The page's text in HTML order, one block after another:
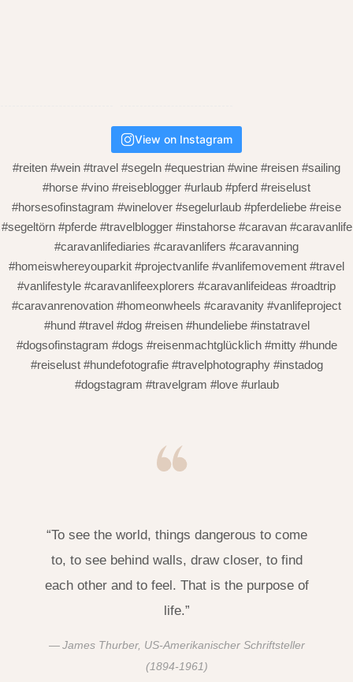
View on Instagram
#reiten #wein #travel #segeln #equestrian #wine #reisen #sailing
#horse #vino #reiseblogger #urlaub #pferd #reiselust
#horsesofinstagram #winelover #segelurlaub #pferdeliebe #reise
#segeltörn #pferde #travelblogger #instahorse #caravan #caravanlife
#caravanlifediaries #caravanlifers #caravanning
#homeiswhereyouparkit #projectvanlife #vanlifemovement #travel
#vanlifestyle #caravanlifeexplorers #caravanlifeideas #roadtrip
#caravanrenovation #homeonwheels #caravanity #vanlifeproject
#hund #travel #dog #reisen #hundeliebe #instatravel
#dogsofinstagram #dogs #reisenmachtglücklich #mitty #hunde
#reiselust #hundefotografie #travelphotography #instadog
#dogstagram #travelgram #love #urlaub
“To see the world, things dangerous to come
to, to see behind walls, draw closer, to find
each other and to feel. That is the purpose of
life.”
James Thurber, US-Amerikanischer Schriftsteller
(1894-1961)